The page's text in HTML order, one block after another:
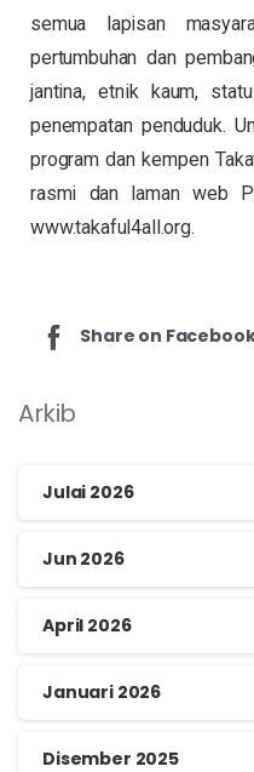
semua lapisan
pertumbuhan dan
jantina, etnik kaum,
penempatan penduduk.
program dan kempen
rasmi dan laman web
www.takaful4all.org.
Share on
Arkib
Julai 2026
Jun 2026
April 2026
Januari 2026
Disember 2025